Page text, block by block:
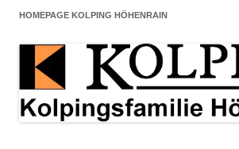
HOMEPAGE KOLPING HÖHENRAIN